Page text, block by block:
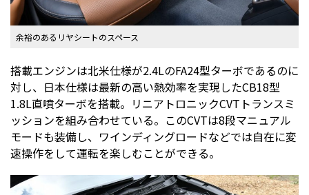
余裕のあるリヤシートのスペース
搭載エンジンは北米仕様が2.4LのFA24型ターボであるのに
対し、日本仕様は最新の高い熱効率を実現したCB18型
1.8L直噴ターボを搭載。リニアトロニックCVTトランスミ
ッションを組み合わせている。このCVTは8段マニュアル
モードも装備し、ワインディングロードなどでは自在に変
速操作をして運転を楽しむことができる。